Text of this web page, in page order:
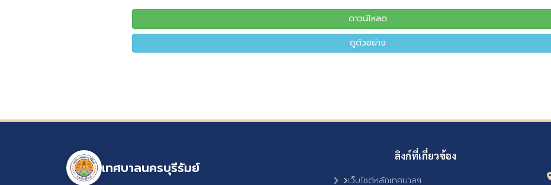
ดาวน์โหลด
ดูตัวอย่าง
เทศบาลนครบุรีรัมย์
ลิงก์ที่เกี่ยวข้อง
เว็บไซต์หลักเทศบาลฯ